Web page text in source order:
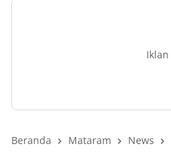
Iklan
Beranda Mataram News